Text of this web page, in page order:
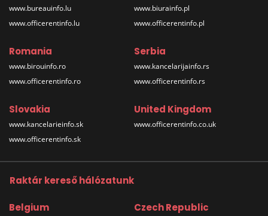
www.bureauinfo.lu
www.officerentinfo.lu
www.biurainfo.pl
www.officerentinfo.pl
Romania
www.birouinfo.ro
www.officerentinfo.ro
Serbia
www.kancelarijainfo.rs
www.officerentinfo.rs
Slovakia
www.kancelarieinfo.sk
www.officerentinfo.sk
United Kingdom
www.officerentinfo.co.uk
Raktár kereső hálózatunk
Belgium Czech Republic